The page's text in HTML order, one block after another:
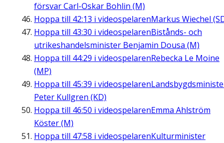
försvar Carl-Oskar Bohlin (M)
Hoppa till 42:13 i videospelarenMarkus Wiechel
Hoppa till 43:30 i videospelarenBistånds- och
utrikeshandelsminister Benjamin Dousa (M)
Hoppa till 44:29 i videospelarenRebecka Le Moine
(MP)
Hoppa till 45:39 i videospelaren
Peter Kullgren (KD)
Hoppa till 46:50 i videospelarenEmma Ahlström
Köster (M)
Hoppa till 47:58 i videospelarenKulturminister